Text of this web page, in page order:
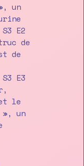
un
E2
de
de
E3
le
», un